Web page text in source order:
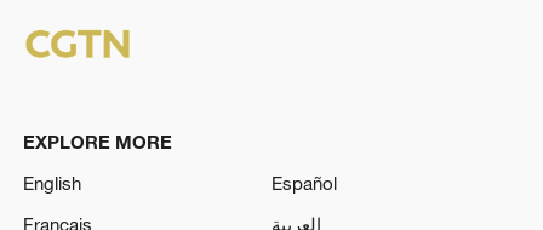
EXPLORE MORE
English
Español
Français
العربية